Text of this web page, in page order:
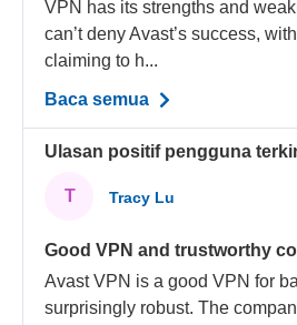
VPN has its strengths and
can’t deny Avast’s success,
claiming to h...
Baca semua
Ulasan positif pengguna
T Tracy Lu
Good VPN and trustworthy
Avast VPN is a good VPN for
surprisingly robust. The